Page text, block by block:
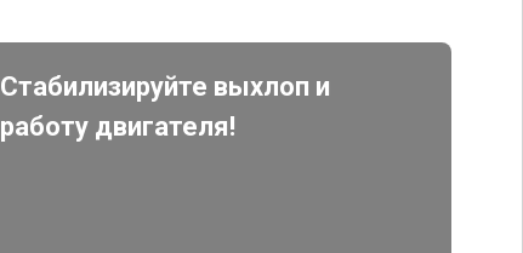
Стабилизируйте выхлоп и
работу двигателя!